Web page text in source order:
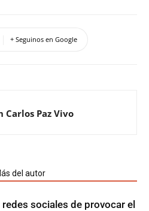
+ Seguinos en Google
Carlos Paz Vivo
del autor
redes sociales de provocar el